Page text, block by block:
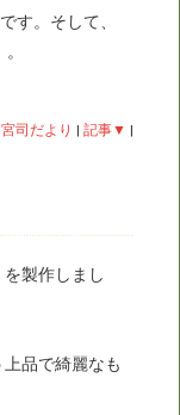
す。そして、
宮司だより |記事▼ |
製作しまし
品で綺麗なも